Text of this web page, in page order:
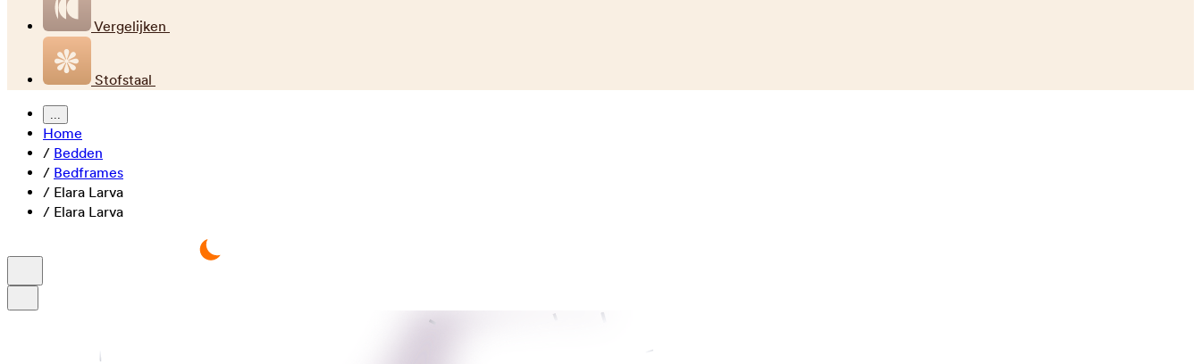
Vergelijken
Stofstaal
...
Home
/ Bedden
/ Bedframes
/ Elara Larva
/ Elara Larva